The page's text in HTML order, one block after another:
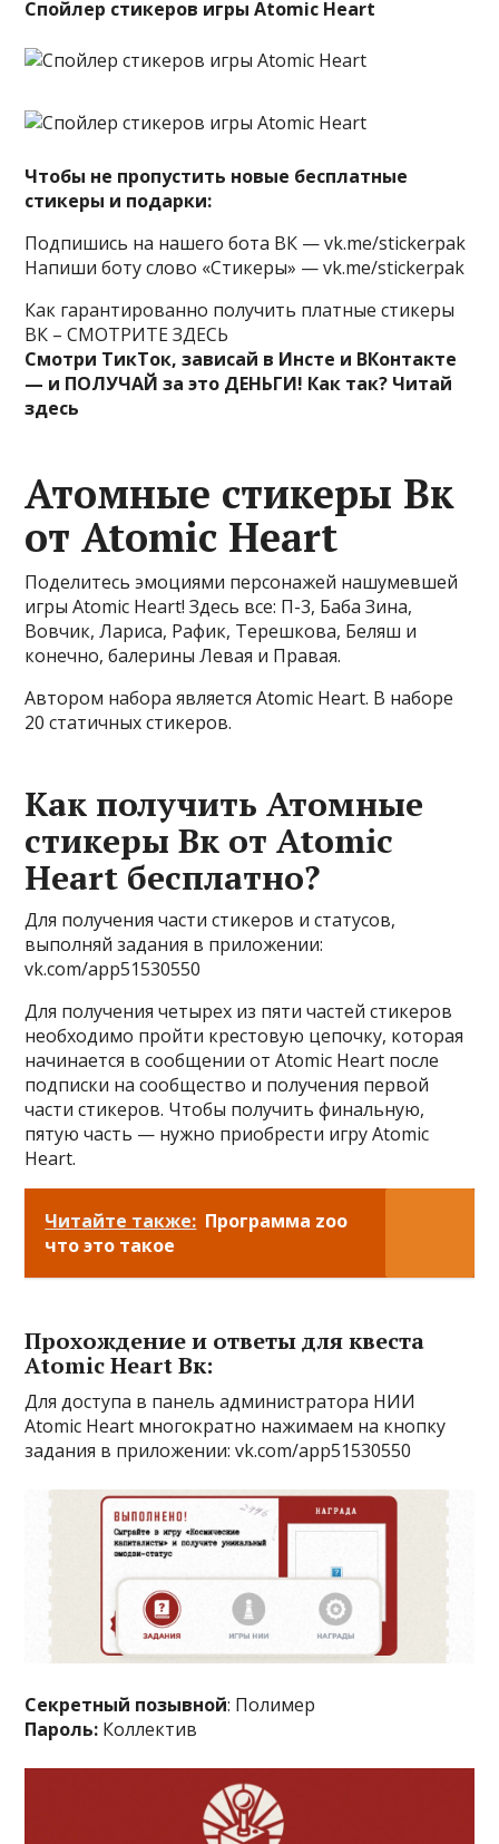
Спойлер стикеров игры Atomic Heart
Чтобы не пропустить новые бесплатные
стикеры и подарки:
Подпишись на нашего бота ВК — vk.me/stickerpak
Напиши боту слово «Стикеры» — vk.me/stickerpak
Как гарантированно получить платные стикеры
ВК – СМОТРИТЕ ЗДЕСЬ
Смотри ТикТок, зависай в Инсте и ВКонтакте
— и ПОЛУЧАЙ за это ДЕНЬГИ! Как так? Читай
здесь
Атомные стикеры Вк
от Atomic Heart
Поделитесь эмоциями персонажей нашумевшей
игры Atomic Heart! Здесь все: П-3, Баба Зина,
Вовчик, Лариса, Рафик, Терешкова, Беляш и
конечно, балерины Левая и Правая.
Автором набора является Atomic Heart. В наборе
20 статичных стикеров.
Как получить Атомные
стикеры Вк от Atomic
Heart бесплатно?
Для получения части стикеров и статусов,
выполняй задания в приложении:
vk.com/app51530550
Для получения четырех из пяти частей стикеров
необходимо пройти крестовую цепочку, которая
начинается в сообщении от Atomic Heart после
подписки на сообщество и получения первой
части стикеров. Чтобы получить финальную,
пятую часть — нужно приобрести игру Atomic
Heart.
Читайте также: Программа zoo
что это такое
Прохождение и ответы для квеста
Atomic Heart Вк:
Для доступа в панель администратора НИИ
Atomic Heart многократно нажимаем на кнопку
задания в приложении: vk.com/app51530550
Секретный позывной: Полимер
Пароль: Коллектив